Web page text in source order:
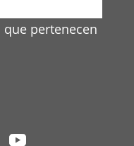
pertenecen